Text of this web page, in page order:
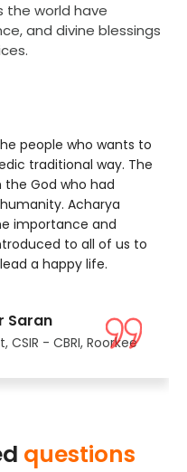
the world have
and divine blessings
people who wants to
traditional way. The
God who had
Acharya
importance and
to all of us to
a happy life.
Saran
CSIR - CBRI, Roorkee
questions